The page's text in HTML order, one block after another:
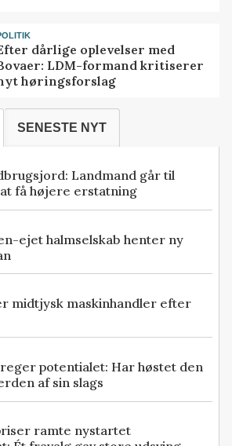
dårlige oplevelser med
LDM-formand kritiserer
høringsforslag
SENESTE NYT
Landmand går til
få højere erstatning
ejet halmselskab henter ny
midtjysk maskinhandler efter
potentialet: Har høstet den
af sin slags
ramte nystartet